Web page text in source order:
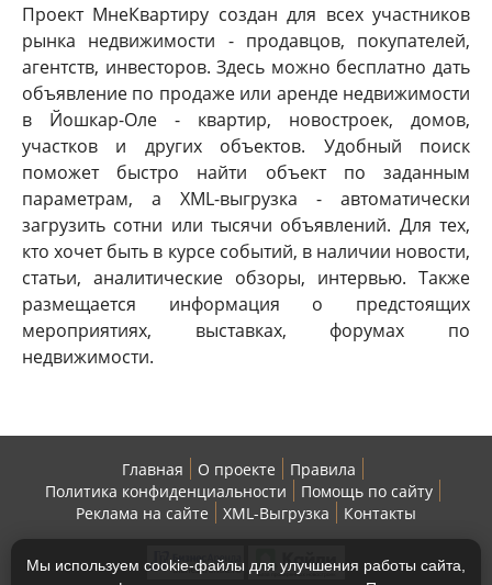
Проект МнеКвартиру создан для всех участников
рынка недвижимости - продавцов, покупателей,
агентств, инвесторов. Здесь можно бесплатно дать
объявление по продаже или аренде недвижимости
в Йошкар-Оле - квартир, новостроек, домов,
участков и других объектов. Удобный поиск
поможет быстро найти объект по заданным
параметрам, а XML-выгрузка - автоматически
загрузить сотни или тысячи объявлений. Для тех,
кто хочет быть в курсе событий, в наличии новости,
статьи, аналитические обзоры, интервью. Также
размещается информация о предстоящих
мероприятиях, выставках, форумах по
недвижимости.
Главная О проекте
Правила
Политика конфиденциальности
Помощь по сайту
Реклама на сайте
XML-Выгрузка Контакты
Мы используем cookie-файлы для улучшения работы сайта,